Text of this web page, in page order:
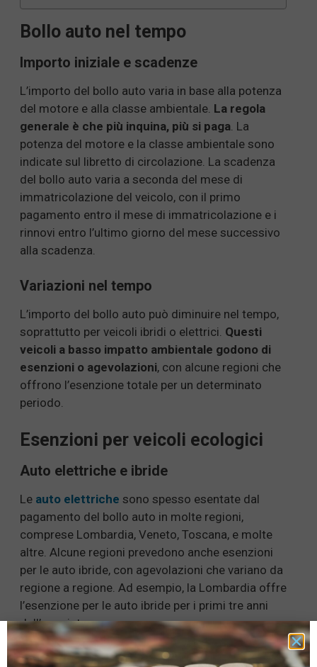
Bollo auto nel tempo
Importo iniziale e scadenze
L’importo del bollo auto varia in base alla potenza
del motore e alla classe ambientale. La regola
generale è che più inquina, più si paga. La
potenza del motore e la classe ambientale sono
indicate sul libretto di circolazione. La scadenza
del bollo auto varia a seconda del mese di
immatricolazione del veicolo, con il primo
pagamento entro il mese di immatricolazione e i
rinnovi entro l’ultimo giorno del mese successivo
alla scadenza.
Variazioni nel tempo
L’importo del bollo auto può diminuire nel tempo,
soprattutto per veicoli ibridi o elettrici. Questi
veicoli a basso impatto ambientale godono di
esenzioni o agevolazioni, con alcune regioni che
offrono l’esenzione totale per un determinato
periodo.
Esenzioni per veicoli ecologici
Auto elettriche e ibride
Le auto elettriche sono spesso esentate dal
pagamento del bollo auto in molte regioni,
comprese Lombardia, Veneto, Toscana, e molte
altre. Alcune regioni prevedono anche esenzioni
per le auto ibride, con agevolazioni che variano da
regione a regione. Ad esempio, la Lombardia offre
l’esenzione per le auto ibride per i primi tre anni
dall’acquisto.
Esenzioni speciali